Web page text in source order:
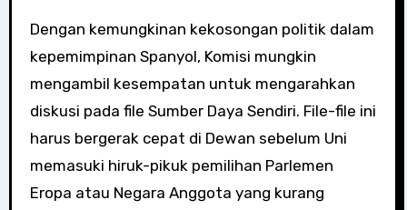
Dengan kemungkinan kekosongan politik dalam
kepemimpinan Spanyol, Komisi mungkin
mengambil kesempatan untuk mengarahkan
diskusi pada file Sumber Daya Sendiri. File-file ini
harus bergerak cepat di Dewan sebelum Uni
memasuki hiruk-pikuk pemilihan Parlemen
Eropa atau Negara Anggota yang kurang